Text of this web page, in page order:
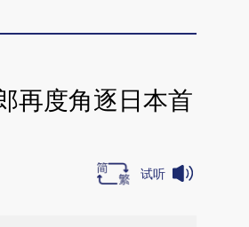
再度角逐日本首
试听